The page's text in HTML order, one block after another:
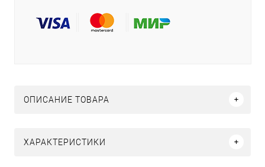
ОПИСАНИЕ ТОВАРА
ХАРАКТЕРИСТИКИ